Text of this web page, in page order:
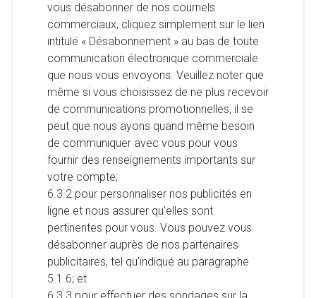
0
vous désabonner de nos courriels
commerciaux, cliquez simplement sur le lien
intitulé « Désabonnement » au bas de toute
communication électronique commerciale
que nous vous envoyons. Veuillez noter que
même si vous choisissez de ne plus recevoir
de communications promotionnelles, il se
peut que nous ayons quand même besoin
de communiquer avec vous pour vous
fournir des renseignements importants sur
votre compte;
6.3.2.pour personnaliser nos publicités en
ligne et nous assurer qu'elles sont
pertinentes pour vous. Vous pouvez vous
désabonner auprès de nos partenaires
publicitaires, tel qu'indiqué au paragraphe
5.1.6; et